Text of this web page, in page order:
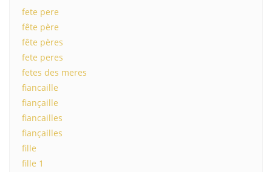
fete pere
fête père
fête pères
fete peres
fetes des meres
fiancaille
fiançaille
fiancailles
fiançailles
fille
fille 1